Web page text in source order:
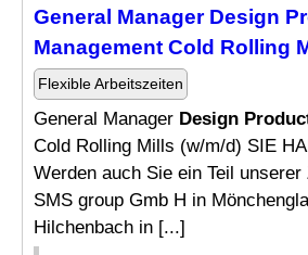
General Manager Design
Management Cold Rolling
Flexible Arbeitszeiten
General Manager Design
Cold Rolling Mills (w/m/d) SIE
Werden auch Sie ein Teil
SMS group Gmb H in
Hilchenbach in [...]